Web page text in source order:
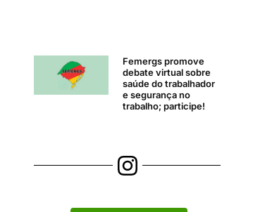
Femergs promove
debate virtual sobre
saúde do trabalhador
e segurança no
trabalho; participe!